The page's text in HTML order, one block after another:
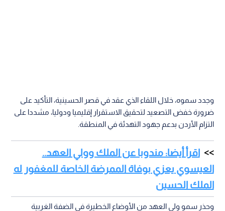
وجدد سموه، خلال اللقاء الذي عقد في قصر الحسينية، التأكيد على
ضرورة خفض التصعيد لتحقيق الاستقرار إقليميا ودوليا، مشددا على
التزام الأردن بدعم جهود التهدئة في المنطقة.
اقرأ أيضا: مندوبا عن الملك وولي العهد..
العيسوي يعزي بوفاة الممرضة الخاصة للمغفور له
الملك الحسين
وحذر سمو ولي العهد من الأوضاع الخطيرة في الضفة الغربية